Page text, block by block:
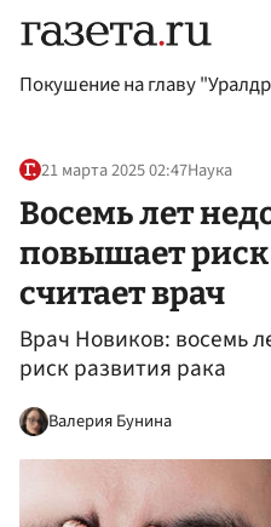
Покушение на главу
21 марта 2025 02:47Наука
Восемь лет
повышает риск
считает врач
Врач Новиков: восемь
риск развития рака
Валерия Бунина